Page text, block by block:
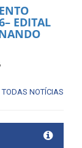
EDITAL
TODAS NOTÍCIAS